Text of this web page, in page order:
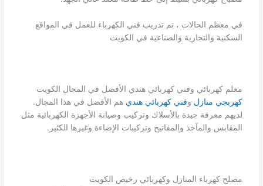
في معظم الحالات ، تم تدريب فني الكهرباء للعمل في المواقع
السكنية والتجارية والصناعية في الكويت
معلم كهربائي وفني كهربائي هندي الأفضل في المجال الكويت
كهربجي منازل وفني كهربائي هندي هم الأفضل في هذا المجال.
لديهم معرفة جيدة بالأسلاك وتركيب وصيانة الأجهزة الكهربائية مثل
المقابس والمآخذ والمفاتيح وتركيبات الإضاءة وغيرها الكثير.
مصلح كهرباء المنازل وكهربائي رخيص الكويت